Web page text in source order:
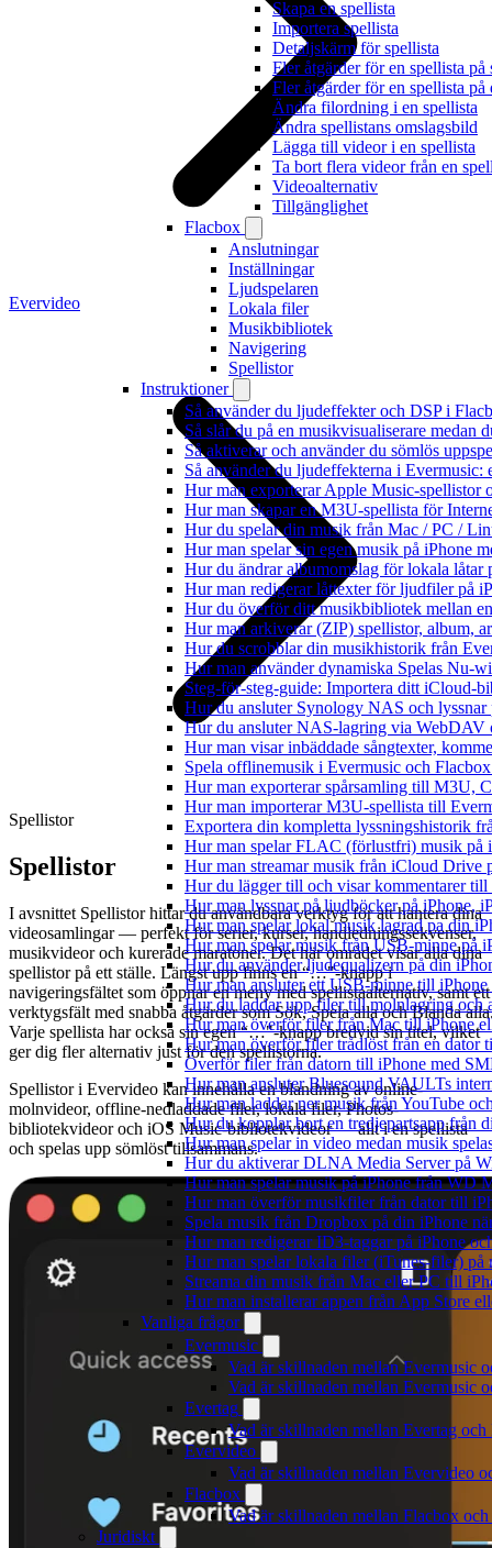
Skapa en spellista
Importera spellista
Detaljskärm för spellista
Fler åtgärder för en spellista på
Fler åtgärder för en spellista
Ändra filordning i en spellista
Ändra spellistans omslagsbild
Lägga till videor i en spellista
Ta bort flera videor från en
Videoalternativ
Tillgänglighet
Flacbox
Anslutningar
Inställningar
Ljudspelaren
Lokala filer
Musikbibliotek
Navigering
Spellistor
Instruktioner
Så använder du ljudeffekter och DSP i
Så slår du på en musikvisualiserare medan
Så aktiverar och använder du sömlös
Så använder du ljudeffekterna i
Hur man exporterar Apple Music-spellistor
Hur man skapar en M3U-spellista för
Hur du spelar din musik från Mac / PC /
Hur man spelar sin egen musik på iPhone
Hur du ändrar albumomslag för lokala
Hur man redigerar låttexter för ljudfiler på
Hur du överför ditt musikbibliotek mellan
Hur man arkiverar (ZIP) spellistor, album,
Hur du scrobblar din musikhistorik från
Hur man använder dynamiska Spelas Nu-
Steg-för-steg-guide: Importera ditt iCloud-
Hur du ansluter Synology NAS och
Hur du ansluter NAS-lagring via WebDAV
Hur man visar inbäddade sångtexter,
Spela offlinemusik i Evermusic och
Hur man exporterar spårsamling till M3U,
Hur man importerar M3U-spellista till
Exportera din kompletta lyssningshistorik
Hur man spelar FLAC (förlustfri) musik på
Hur man streamar musik från iCloud Drive
Hur du lägger till och visar kommentarer
Hur man lyssnar på ljudböcker på iPhone,
Hur man spelar lokal musik lagrad pa din
Hur man spelar musik från USB-minne på
Hur du använder ljudequalizern på din
Hur man ansluter ett USB-minne till
Hur du laddar upp filer till molnlagring och
Hur man överför filer från Mac till iPhone
Hur man överför filer trådlöst från en dator
Överför filer från datorn till iPhone med
Hur man ansluter Bluesound VAULTs
Hur man laddar ner musik från YouTube
Hur du kopplar bort en tredjepartsapp från
Hur man spelar in video medan musik
Hur du aktiverar DLNA Media Server på
Hur man spelar musik på iPhone från WD
Hur man överför musikfiler från dator till
Spela musik från Dropbox på din iPhone
Hur man redigerar ID3-taggar på iPhone
Hur man spelar lokala filer (iTunes-filer) på
Streama din musik från Mac eller PC till
Hur man installerar appen från App Store
Vanliga frågor
Evermusic
Vad är skillnaden mellan Evermusic
Vad är skillnaden mellan Evermusic
Evertag
Vad är skillnaden mellan Evertag
Evervideo
Vad är skillnaden mellan Evervideo
Flacbox
Vad är skillnaden mellan Flacbox
Juridiskt
Evervideo
Spellistor
Spellistor
I avsnittet Spellistor hittar du användbara verktyg för att hantera dina
videosamlingar — perfekt för serier, kurser, handledningssekvenser,
musikvideor och kurerade maratoner. Det här området visar alla dina
spellistor på ett ställe. Längst upp finns en “…"-knapp i
navigeringsfältet som öppnar en meny med spellistaalternativ, samt ett
verktygsfält med snabba åtgärder som Sök, Spela alla och Blanda
Varje spellista har också sin egen “…"-knapp bredvid sin titel, vilket
ger dig fler alternativ just för den spellistorna.
Spellistor i Evervideo kan innehålla en blandning av online-
molnvideor, offline-nedladdade filer, lokala filer, Photos-
bibliotekvideor och iOS Music-bibliotekvideor — allt i en spellista —
och spelas upp sömlöst tillsammans.